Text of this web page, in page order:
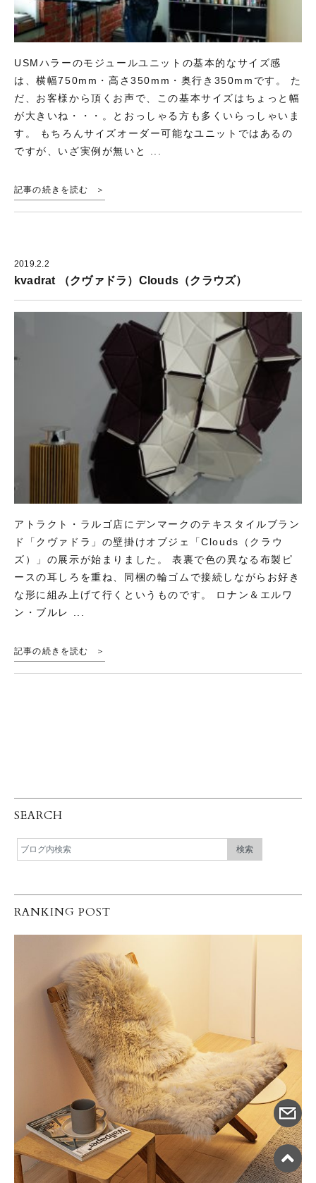
USMハラーのモジュールユニットの基本的なサイズ感
は、横幅750mm・高さ350mm・奥行き350mmです。 た
だ、お客様から頂くお声で、この基本サイズはちょっと幅
が大きいね・・・。とおっしゃる方も多くいらっしゃいま
す。 もちろんサイズオーダー可能なユニットではあるの
ですが、いざ実例が無いと ...
記事の続きを読む
2019.2.2
kvadrat （クヴァドラ）Clouds（クラウズ）
アトラクト・ラルゴ店にデンマークのテキスタイルブラン
ド「クヴァドラ」の壁掛けオブジェ「Clouds（クラウ
ズ）」の展示が始まりました。 表裏で色の異なる布製ピ
ースの耳しろを重ね、同梱の輪ゴムで接続しながらお好き
な形に組み上げて行くというものです。 ロナン＆エルワ
ン・ブルレ ...
記事の続きを読む
SEARCH
RANKING POST